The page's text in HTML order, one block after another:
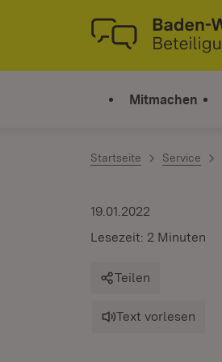
Zum Inhalt springen
Link zur Startseite
Mitmachen
Startseite Service
19.01.2022
Lesezeit: 2 Minuten
Teilen
Text vorlesen